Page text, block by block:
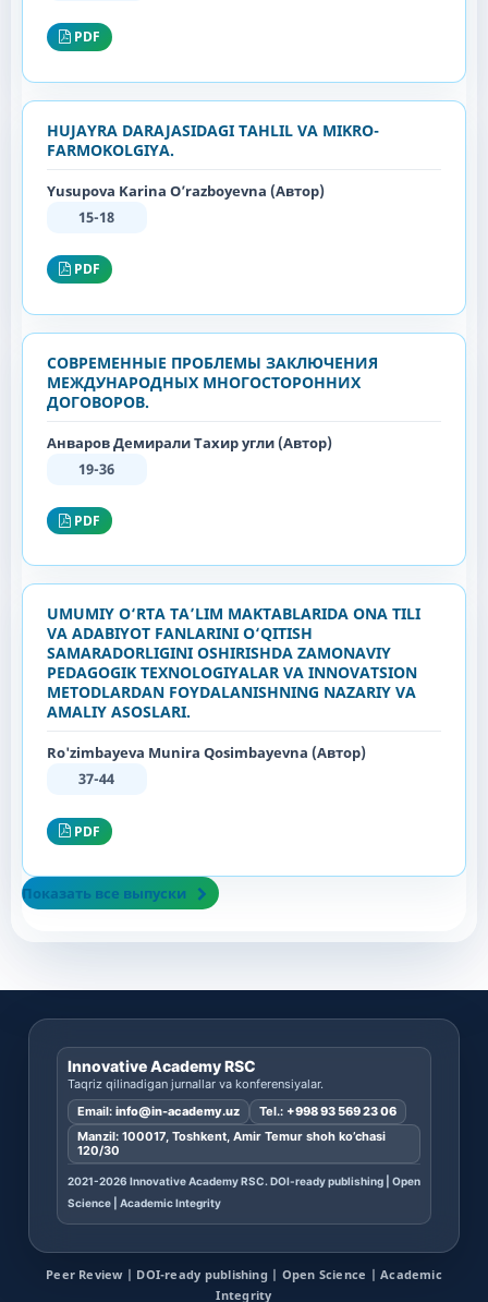
PDF
HUJAYRA DARAJASIDAGI TAHLIL VA MIKRO-
FARMOKOLGIYA.
Yusupova Karina O’razboyevna (Автор)
15-18
PDF
СОВРЕМЕННЫЕ ПРОБЛЕМЫ ЗАКЛЮЧЕНИЯ
МЕЖДУНАРОДНЫХ МНОГОСТОРОННИХ
ДОГОВОРОВ.
Анваров Демирали Тахир угли (Автор)
19-36
PDF
UMUMIY O‘RTA TA’LIM MAKTABLARIDA ONA TILI
VA ADABIYOT FANLARINI O‘QITISH
SAMARADORLIGINI OSHIRISHDA ZAMONAVIY
PEDAGOGIK TEXNOLOGIYALAR VA INNOVATSION
METODLARDAN FOYDALANISHNING NAZARIY VA
AMALIY ASOSLARI.
Ro'zimbayeva Munira Qosimbayevna (Автор)
37-44
PDF
Показать все выпуски
Innovative Academy RSC
Taqriz qilinadigan jurnallar va konferensiyalar.
Email: info@in-academy.uz Tel.: +998 93 569 23 06
Manzil: 100017, Toshkent, Amir Temur shoh ko’chasi
120/30
2021-2026 Innovative Academy RSC. DOI-ready publishing | Open
Science | Academic Integrity